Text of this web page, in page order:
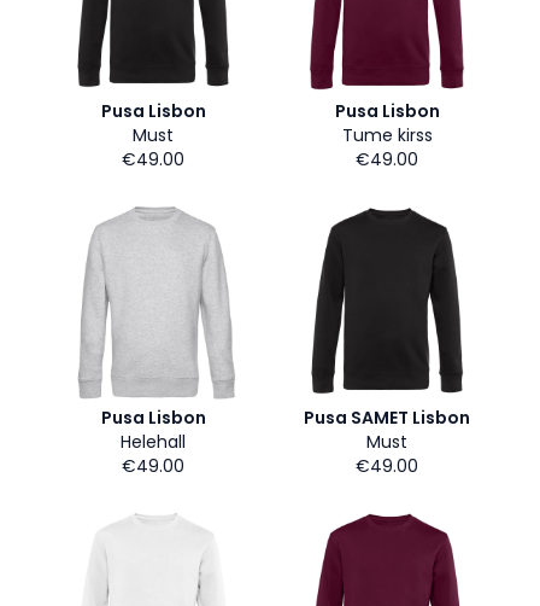
Pusa Lisbon
Must
€49.00
Pusa Lisbon
Tume kirss
€49.00
Pusa Lisbon
Helehall
€49.00
Pusa SAMET Lisbon
Must
€49.00